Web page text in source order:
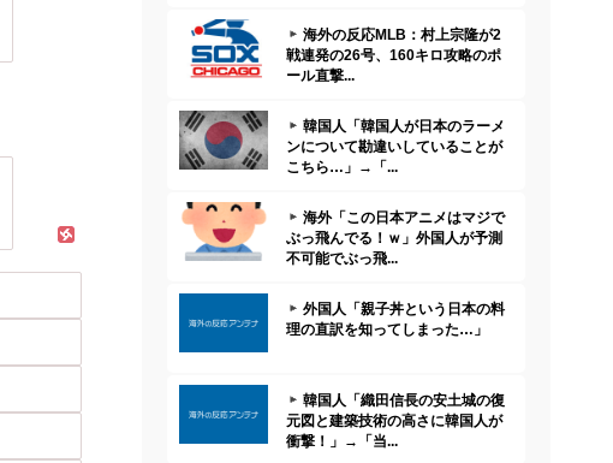
海外の反応MLB：村上宗隆が2
戦連発の26号、160キロ攻略のポ
ール直撃...
韓国人「韓国人が日本のラーメ
ンについて勘違いしていることが
こちら…」→「...
海外「この日本アニメはマジで
ぶっ飛んでる！ｗ」外国人が予測
不可能でぶっ飛...
外国人「親子丼という日本の料
理の直訳を知ってしまった…」
韓国人「織田信長の安土城の復
元図と建築技術の高さに韓国人が
衝撃！」→「当...